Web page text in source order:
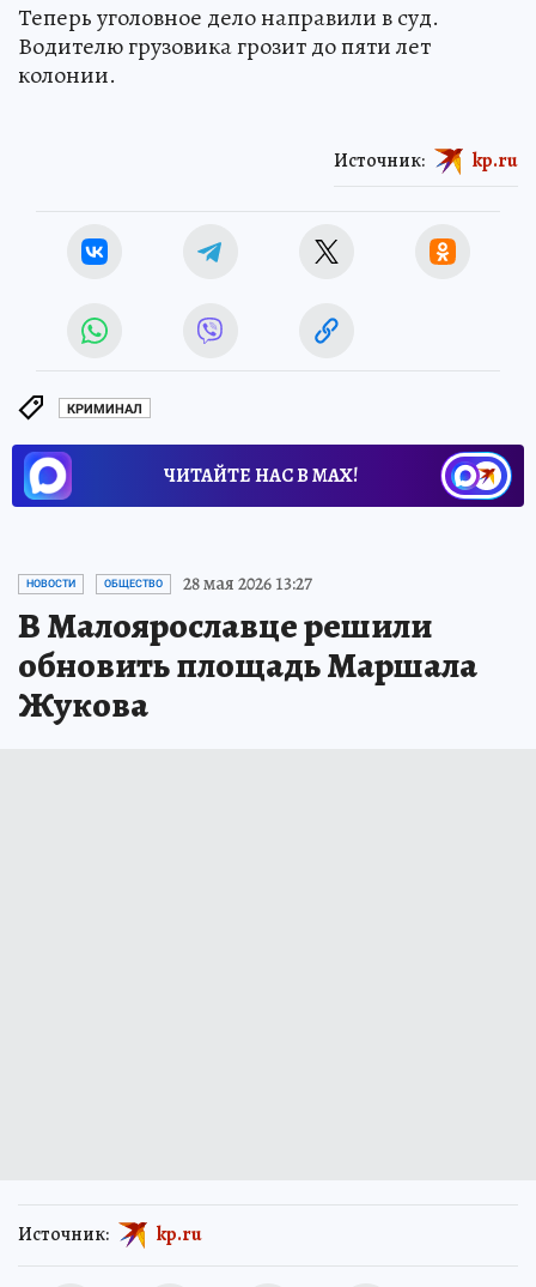
Теперь уголовное дело направили в суд.
Водителю грузовика грозит до пяти лет
колонии.
Источник: kp.ru
КРИМИНАЛ
ЧИТАЙТЕ НАС В МАХ!
НОВОСТИ ОБЩЕСТВО 28 мая 2026 13:27
В Малоярославце решили
обновить площадь Маршала
Жукова
Источник: kp.ru